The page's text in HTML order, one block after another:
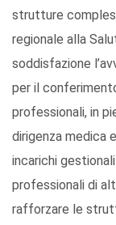
strutture
regionale alla
soddisfazione
per il
professionali, in
dirigenza medica
incarichi
professionali di
rafforzare le